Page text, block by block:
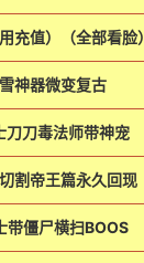
充值）（全部看脸）
神器微变复古
刀刀毒法师带神宠
割帝王篇永久回现
带僵尸横扫BOOS